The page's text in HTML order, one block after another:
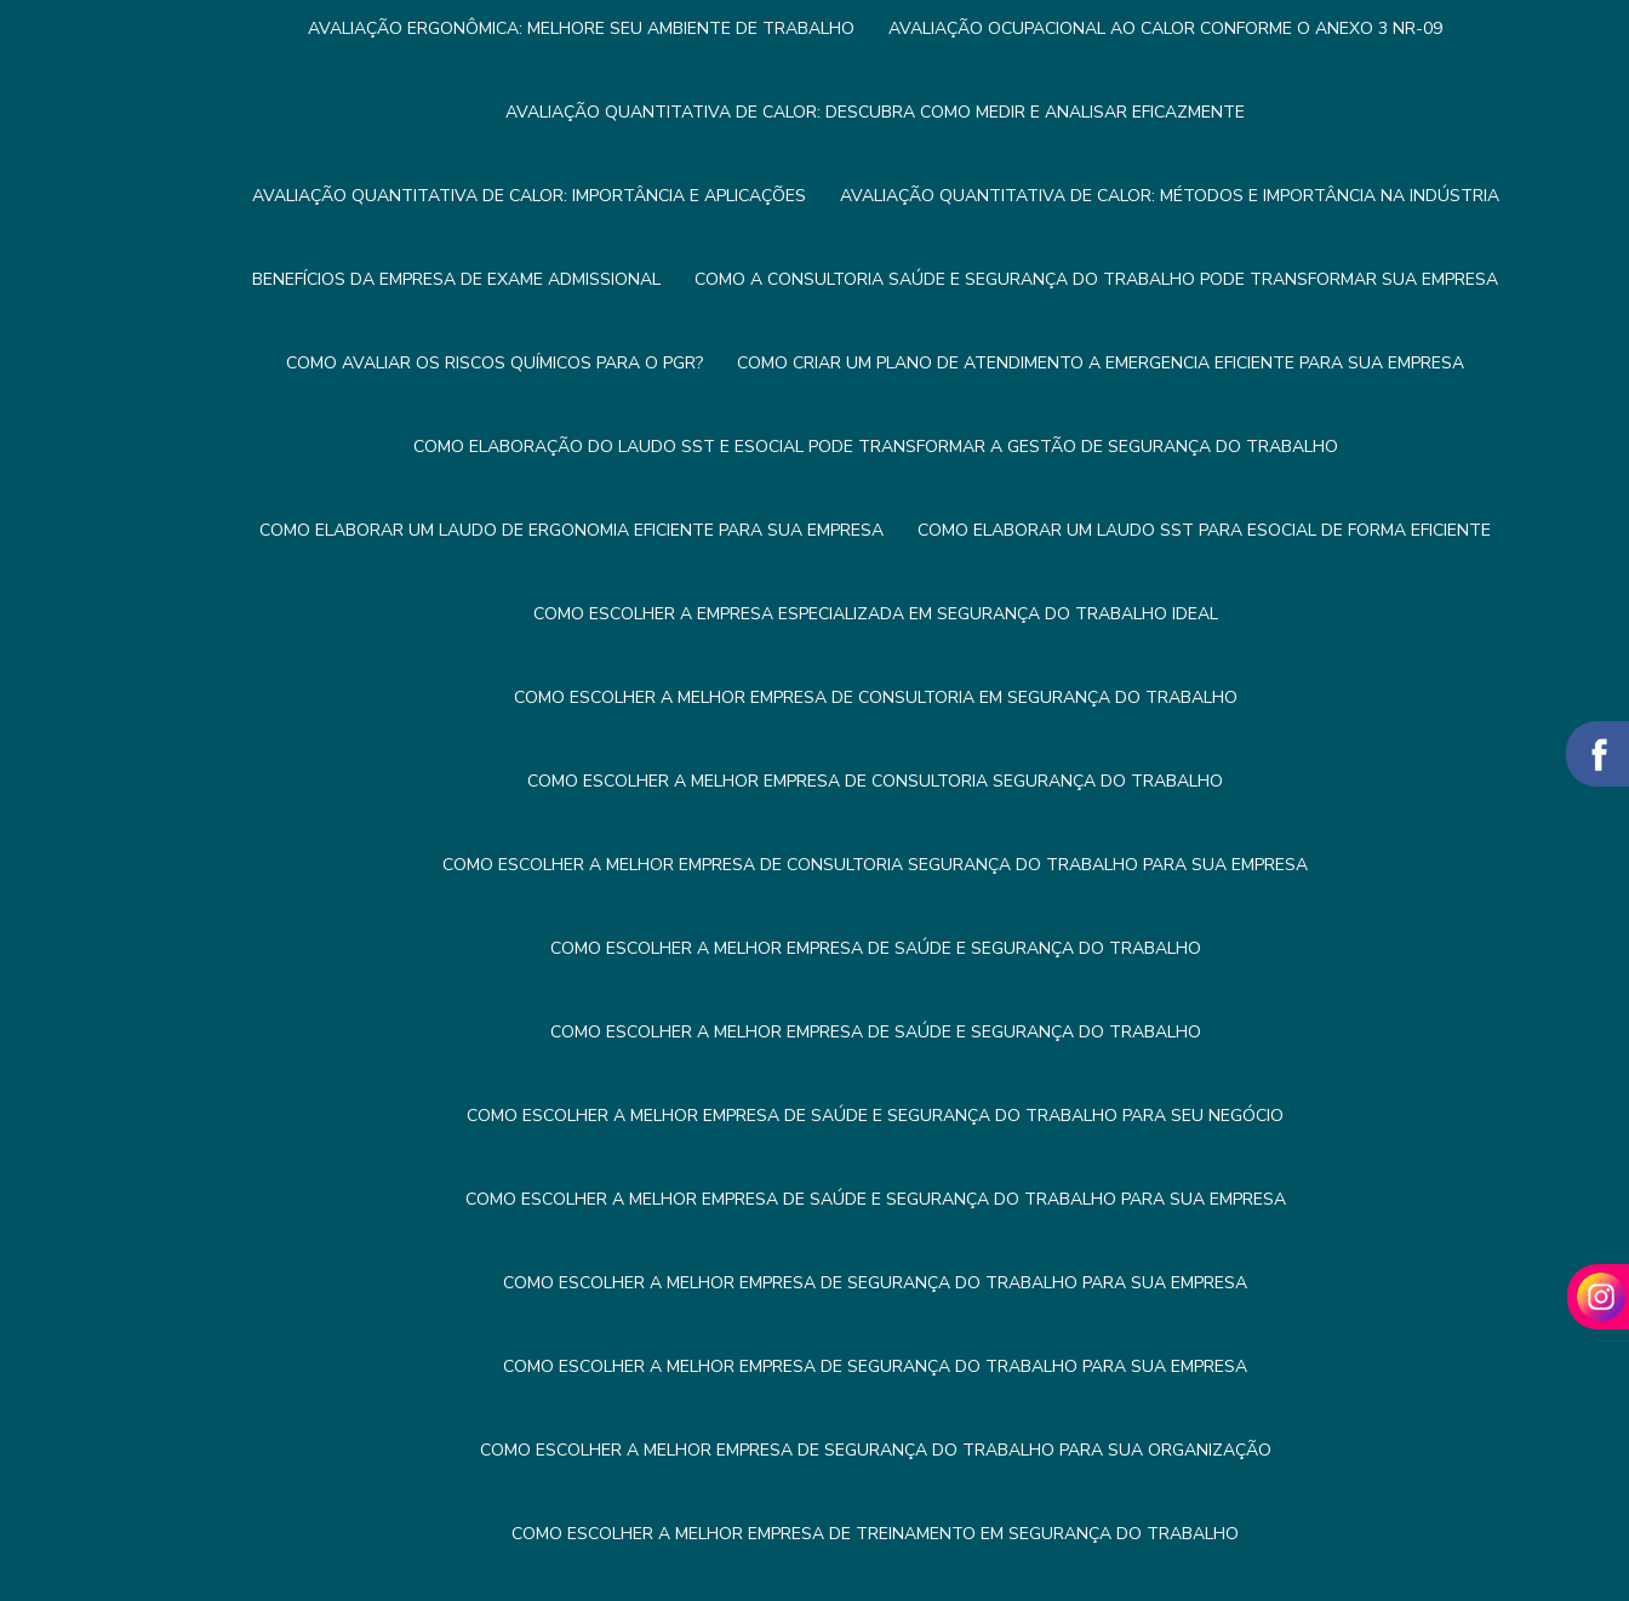
AVALIAÇÃO ERGONÔMICA: MELHORE SEU AMBIENTE DE TRABALHO AVALIAÇÃO OCUPACIONAL AO CALOR CONFORME O ANEXO 3 NR-09
AVALIAÇÃO QUANTITATIVA DE CALOR: DESCUBRA COMO MEDIR E ANALISAR EFICAZMENTE
AVALIAÇÃO QUANTITATIVA DE CALOR: IMPORTÂNCIA E APLICAÇÕES AVALIAÇÃO QUANTITATIVA DE CALOR: MÉTODOS E IMPORTÂNCIA NA INDÚSTRIA
BENEFÍCIOS DA EMPRESA DE EXAME ADMISSIONAL COMO A CONSULTORIA SAÚDE E SEGURANÇA DO TRABALHO PODE TRANSFORMAR SUA EMPRESA
COMO AVALIAR OS RISCOS QUÍMICOS PARA O PGR? COMO CRIAR UM PLANO DE ATENDIMENTO A EMERGENCIA EFICIENTE PARA SUA EMPRESA
COMO ELABORAÇÃO DO LAUDO SST E ESOCIAL PODE TRANSFORMAR A GESTÃO DE SEGURANÇA DO TRABALHO
COMO ELABORAR UM LAUDO DE ERGONOMIA EFICIENTE PARA SUA EMPRESA COMO ELABORAR UM LAUDO SST PARA ESOCIAL DE FORMA EFICIENTE
COMO ESCOLHER A EMPRESA ESPECIALIZADA EM SEGURANÇA DO TRABALHO IDEAL
COMO ESCOLHER A MELHOR EMPRESA DE CONSULTORIA EM SEGURANÇA DO TRABALHO
COMO ESCOLHER A MELHOR EMPRESA DE CONSULTORIA SEGURANÇA DO TRABALHO
COMO ESCOLHER A MELHOR EMPRESA DE CONSULTORIA SEGURANÇA DO TRABALHO PARA SUA EMPRESA
COMO ESCOLHER A MELHOR EMPRESA DE SAÚDE E SEGURANÇA DO TRABALHO
COMO ESCOLHER A MELHOR EMPRESA DE SAÚDE E SEGURANÇA DO TRABALHO
COMO ESCOLHER A MELHOR EMPRESA DE SAÚDE E SEGURANÇA DO TRABALHO PARA SEU NEGÓCIO
COMO ESCOLHER A MELHOR EMPRESA DE SAÚDE E SEGURANÇA DO TRABALHO PARA SUA EMPRESA
COMO ESCOLHER A MELHOR EMPRESA DE SEGURANÇA DO TRABALHO PARA SUA EMPRESA
COMO ESCOLHER A MELHOR EMPRESA DE SEGURANÇA DO TRABALHO PARA SUA EMPRESA
COMO ESCOLHER A MELHOR EMPRESA DE SEGURANÇA DO TRABALHO PARA SUA ORGANIZAÇÃO
COMO ESCOLHER A MELHOR EMPRESA DE TREINAMENTO EM SEGURANÇA DO TRABALHO